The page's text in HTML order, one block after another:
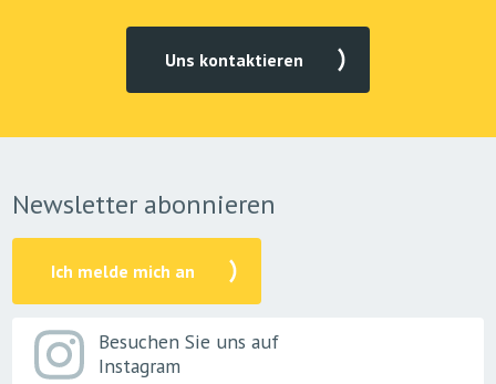
Uns kontaktieren
Newsletter abonnieren
Ich melde mich an
Besuchen Sie uns auf
Instagram